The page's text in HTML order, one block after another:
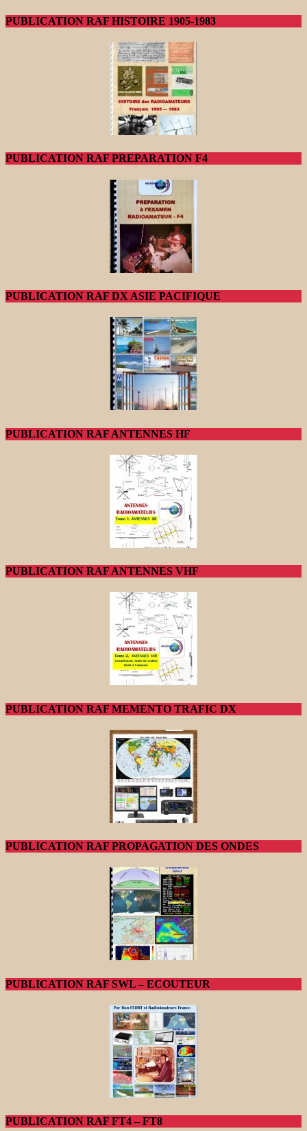
PUBLICATION RAF HISTOIRE 1905-1983
PUBLICATION RAF PREPARATION F4
PUBLICATION RAF DX ASIE PACIFIQUE
PUBLICATION RAF ANTENNES HF
PUBLICATION RAF ANTENNES VHF
PUBLICATION RAF MEMENTO TRAFIC DX
PUBLICATION RAF PROPAGATION DES ONDES
PUBLICATION RAF SWL – ECOUTEUR
PUBLICATION RAF FT4 – FT8